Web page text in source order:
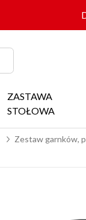
ZASTAWA
STOŁOWA
Zestaw garnków,